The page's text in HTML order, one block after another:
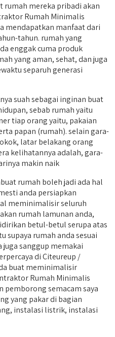
rumah mereka pribadi akan
Rumah Minimalis
mendapatkan manfaat dari
tahun. rumah yang
enggak cuma produk
yang aman, sehat, dan juga
separuh generasi
suah sebagai inginan buat
sebab rumah yaitu
tiap orang yaitu, pakaian
papan (rumah). selain gara-
latar belakang orang
kelihatannya adalah, gara-
makin naik
rumah boleh jadi ada hal
anda persiapkan
meminimalisir seluruh
rumah lamunan anda,
betul-betul serupa atas
supaya rumah anda sesuai
sanggup memakai
di Citeureup /
buat meminimalisir
Rumah Minimalis
pemborong semacam saya
yang pakar di bagian
instalasi listrik, instalasi